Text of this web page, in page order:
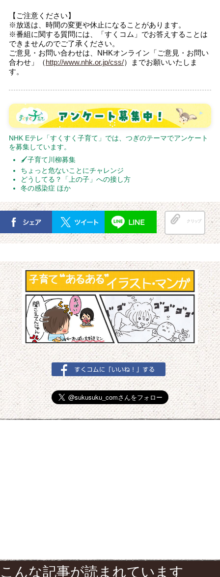
【ご注意ください】
※放送は、時間の変更や休止になることがあります。
※番組に関する質問には、「すくコム」でお答えすることは
できませんのでご了承ください。
ご意見・お問い合わせは、NHKオンライン「ご意見・お問い
合わせ」（http://www.nhk.or.jp/css/）までお願いいたしま
す。
NHK Eテレ「すくすく子育て」では、つぎのテーマでアンケート
を募集しています。
🖌子育て川柳募集
ちょっと危ないことにチャレンジ
どうしてる？「上の子」への接し方
冬の感染症 ほか
クリップ
こんな記事が読まれています